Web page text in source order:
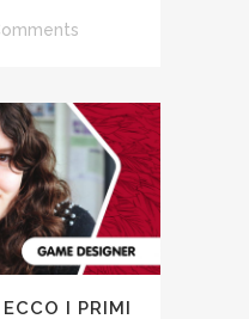
I PRIMI